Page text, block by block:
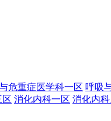
危重症医学科一区 呼吸
区 消化内科一区 消化内